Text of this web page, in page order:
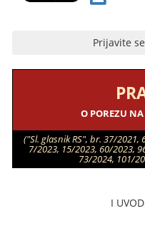
Prijavite
O POREZU
("Sl. glasnik RS", br. 37/
7/2023, 15/2023, 60/2023,
73/2024, 101/
I